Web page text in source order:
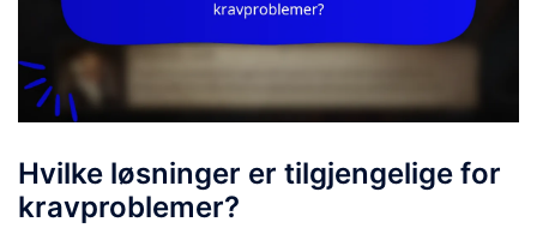
Hvilke løsninger er tilgjengelige for
kravproblemer?